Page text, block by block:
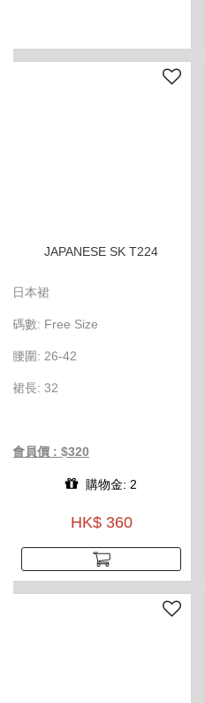
JAPANESE SK T224
日本裙
碼數: Free Size
腰圍: 26-42
裙長: 32
會員價 : $320
購物金: 2
HK$ 360